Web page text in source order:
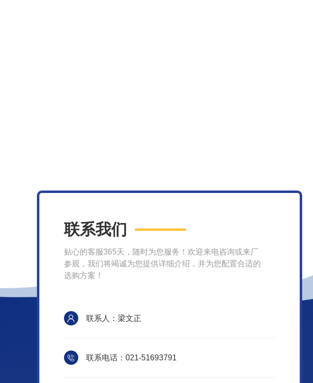
联系我们
贴心的客服365天，随时为您服务！欢迎来电咨询或来厂
参观，我们将竭诚为您提供详细介绍，并为您配置合适的
选购方案！
联系人：梁文正
联系电话：021-51693791